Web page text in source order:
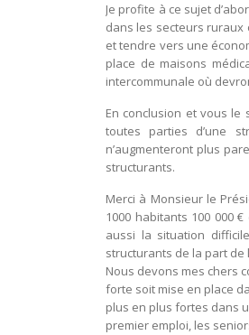
Je profite à ce sujet
dans les secteurs ruraux
et tendre vers une
place de maisons
intercommunale où
En conclusion et vous le
toutes parties d’une
n’augmenteront plus
structurants.
Merci à Monsieur le
1000 habitants 100 000
aussi la situation
structurants de la part de
Nous devons mes chers
forte soit mise en place
plus en plus fortes dans
premier emploi, les